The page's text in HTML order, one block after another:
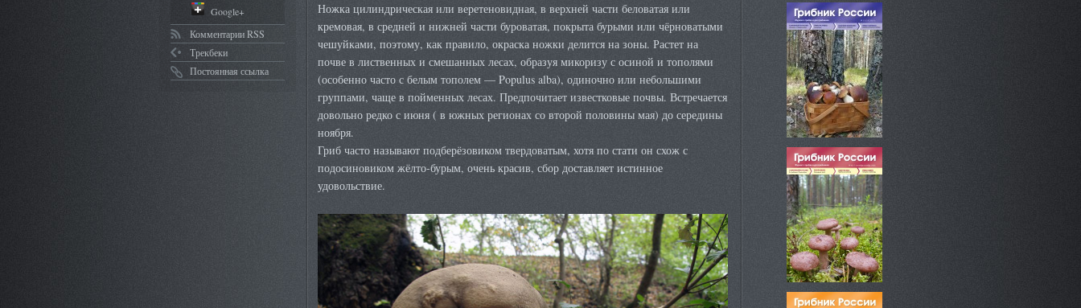
Google+
Комментарии RSS
Трекбеки
Постоянная ссылка
Ножка цилиндрическая или веретеновидная, в верхней части беловатая или
кремовая, в средней и нижней части буроватая, покрыта бурыми или чёрноватыми
чешуйками, поэтому, как правило, окраска ножки делится на зоны. Растет на
почве в лиственных и смешанных лесах, образуя микоризу с осиной и тополями
(особенно часто с белым тополем — Populus alba), одиночно или небольшими
группами, чаще в пойменных лесах. Предпочитает известковые почвы. Встречается
довольно редко с июня ( в южных регионах со второй половины мая) до середины
ноября.
Гриб часто называют подберёзовиком твердоватым, хотя по стати он схож с
подосиновиком жёлто-бурым, очень красив, сбор доставляет истинное
удовольствие.